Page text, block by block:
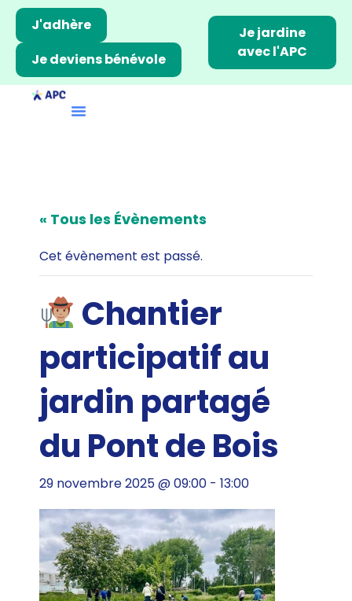
J'adhère
Je deviens bénévole
Je jardine
avec l'APC
« Tous les Évènements
Cet évènement est passé.
Chantier
participatif au
jardin partagé
du Pont de Bois
29 novembre 2025 @ 09:00 - 13:00